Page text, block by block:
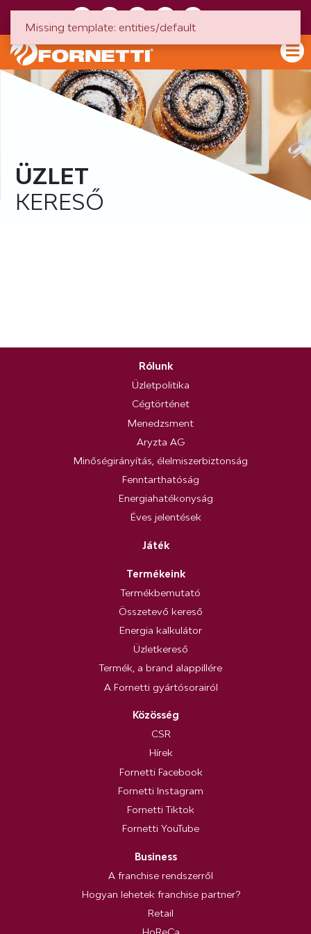
ÜZLET
KERESŐ
Rólunk
Üzletpolitika
Cégtörténet
Menedzsment
Aryzta AG
Minőségirányítás, élelmiszerbiztonság
Fenntarthatóság
Energiahatékonyság
Éves jelentések
Játék
Termékeink
Termékbemutató
Összetevő kereső
Energia kalkulátor
Üzletkereső
Termék, a brand alappillére
A Fornetti gyártósorairól
Közösség
CSR
Hírek
Fornetti Facebook
Fornetti Instagram
Fornetti Tiktok
Fornetti YouTube
Business
A franchise rendszerről
Hogyan lehetek franchise partner?
Retail
Missing template: entities/default